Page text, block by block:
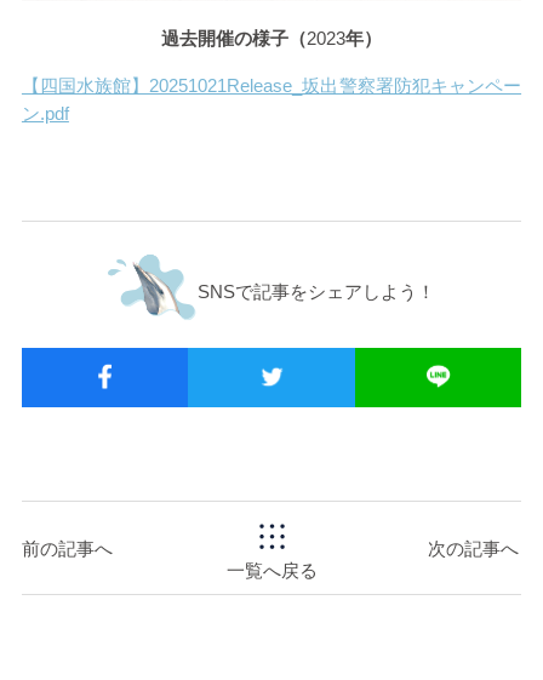
過去開催の様子（2023年）
【四国水族館】20251021Release_坂出警察署防犯キャンペー
ン.pdf
SNSで記事をシェアしよう！
前の記事へ
一覧へ戻る
次の記事へ